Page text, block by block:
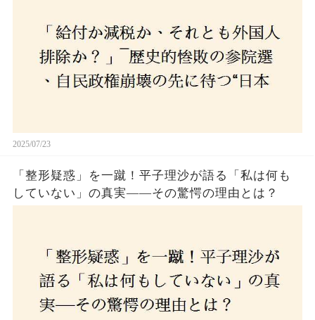
2025/07/23
「整形疑惑」を一蹴！平子理沙が語る「私は何も
していない」の真実——その驚愕の理由とは？